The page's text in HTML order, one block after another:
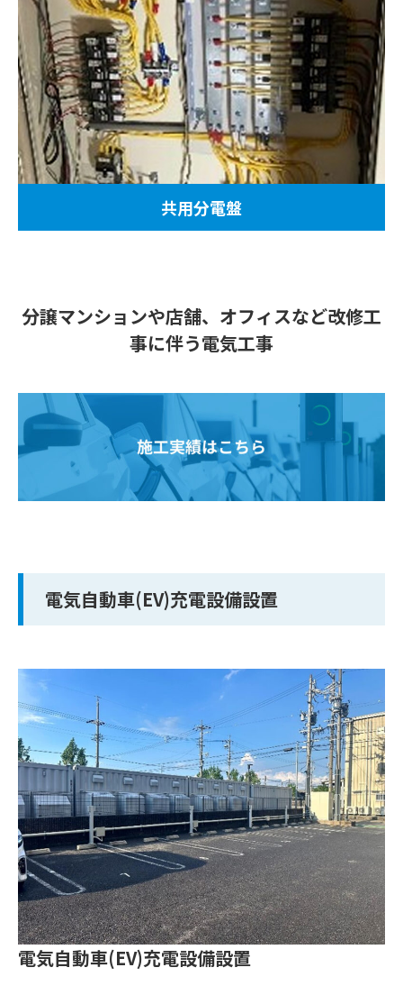
共用分電盤
分譲マンションや店舗、オフィスなど改修工
事に伴う電気工事
電気自動車(EV)充電設備設置
電気自動車(EV)充電設備設置